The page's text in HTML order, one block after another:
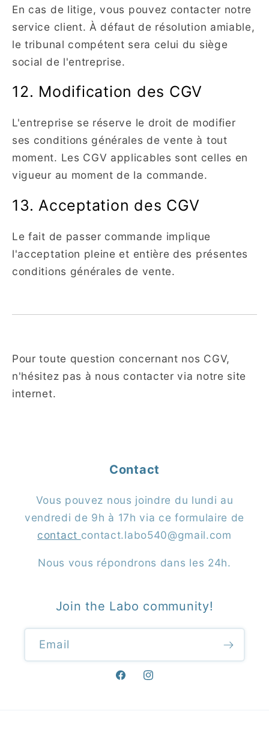
En cas de litige, vous pouvez contacter notre
service client. À défaut de résolution amiable,
le tribunal compétent sera celui du siège
social de l'entreprise.
12. Modification des CGV
L'entreprise se réserve le droit de modifier
ses conditions générales de vente à tout
moment. Les CGV applicables sont celles en
vigueur au moment de la commande.
13. Acceptation des CGV
Le fait de passer commande implique
l'acceptation pleine et entière des présentes
conditions générales de vente.
Pour toute question concernant nos CGV,
n'hésitez pas à nous contacter via notre site
internet.
Contact
Vous pouvez nous joindre du lundi au
vendredi de 9h à 17h via ce formulaire de
contact contact.labo540@gmail.com
Nous vous répondrons dans les 24h.
Join the Labo community!
Email
FacebookInstagram